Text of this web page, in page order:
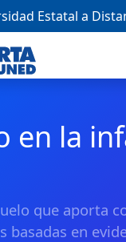
Estatal a
en la
que aporta
basadas en